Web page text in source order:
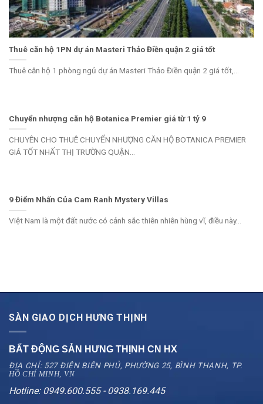
Thuê căn hộ 1PN dự án Masteri Thảo Điền quận 2 giá tốt
Thuê căn hộ 1 phòng ngủ dự án Masteri Thảo Điền quận 2 giá tốt,...
Chuyển nhượng căn hộ Botanica Premier giá từ 1 tỷ 9
CHUYÊN CHO THUÊ CHUYỂN NHƯỢNG CĂN HỘ BOTANICA PREMIER
GIÁ TỐT NHẤT THỊ TRƯỜNG QUẬN...
9 Điểm Nhấn Của Cam Ranh Mystery Villas
Việt Nam là một đất nước có cảnh sắc thiên nhiên hùng vĩ, điều này...
SÀN GIAO DỊCH HƯNG THỊNH
BẤT ĐỘNG SẢN HƯNG THỊNH CN HX
ĐỊA CHỈ: 527 ĐIỆN BIÊN PHỦ, PHƯỜNG 25, BÌNH THẠNH, TP.
HỒ CHÍ MINH, VN
Hotline: 0949.600.555 - 0938.169.445